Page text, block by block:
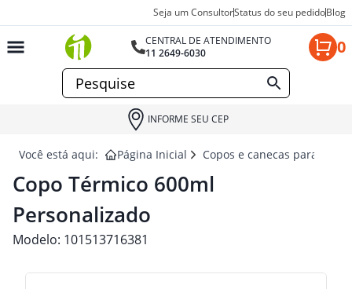
Seja um ConsultorStatus do seu pedidoBlog
CENTRAL DE ATENDIMENTO
11 2649-6030
0
INFORME SEU CEP
Você está aqui: Página Inicial Copos e canecas para
Copo Térmico 600ml
Personalizado
Modelo: 101513716381